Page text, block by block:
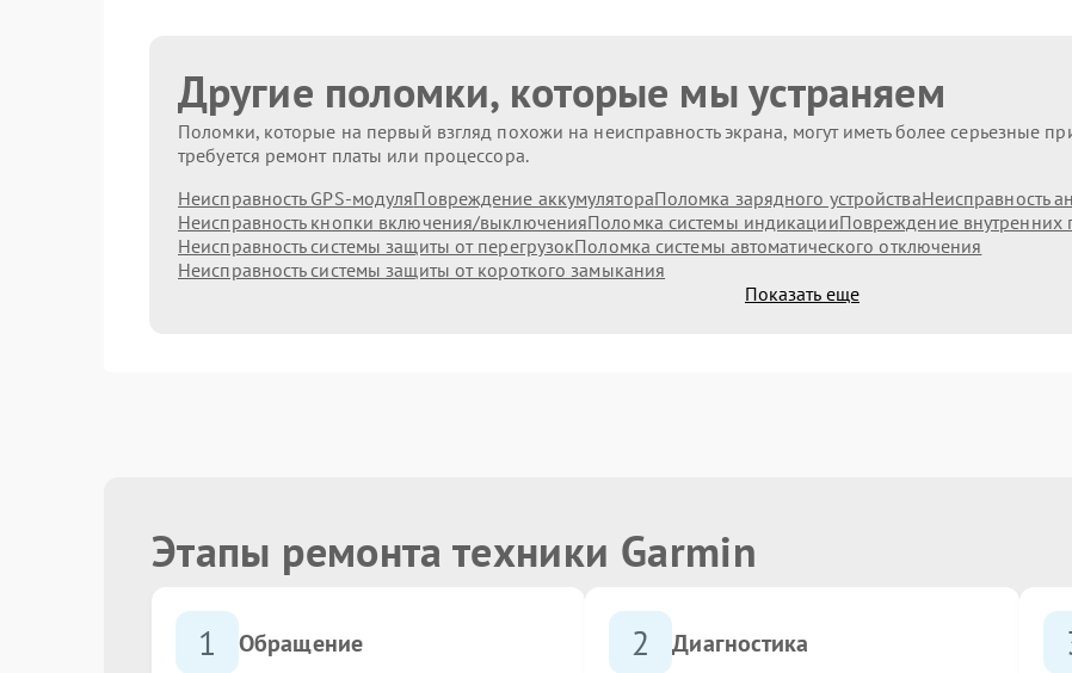
Другие поломки, которые мы устраняем
Поломки, которые на первый взгляд похожи на неисправность экрана, могут иметь более серьезные
требуется ремонт платы или процессора.
Неисправность GPS-модуляПовреждение аккумулятораПоломка зарядного устройстваНеисправность
Неисправность кнопки включения/выключенияПоломка системы индикацииПовреждение внутренних
Неисправность системы защиты от перегрузокПоломка системы автоматического отключения
Неисправность системы защиты от короткого замыкания
Показать еще
Этапы ремонта техники Garmin
1 Обращение 2 Диагностика